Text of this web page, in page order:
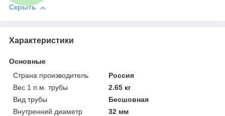
Скрыть
Характеристики
Основные
Страна производитель
Россия
Вес 1 п.м. трубы
2.65 кг
Вид трубы
Бесшовная
Внутренний диаметр
32 мм